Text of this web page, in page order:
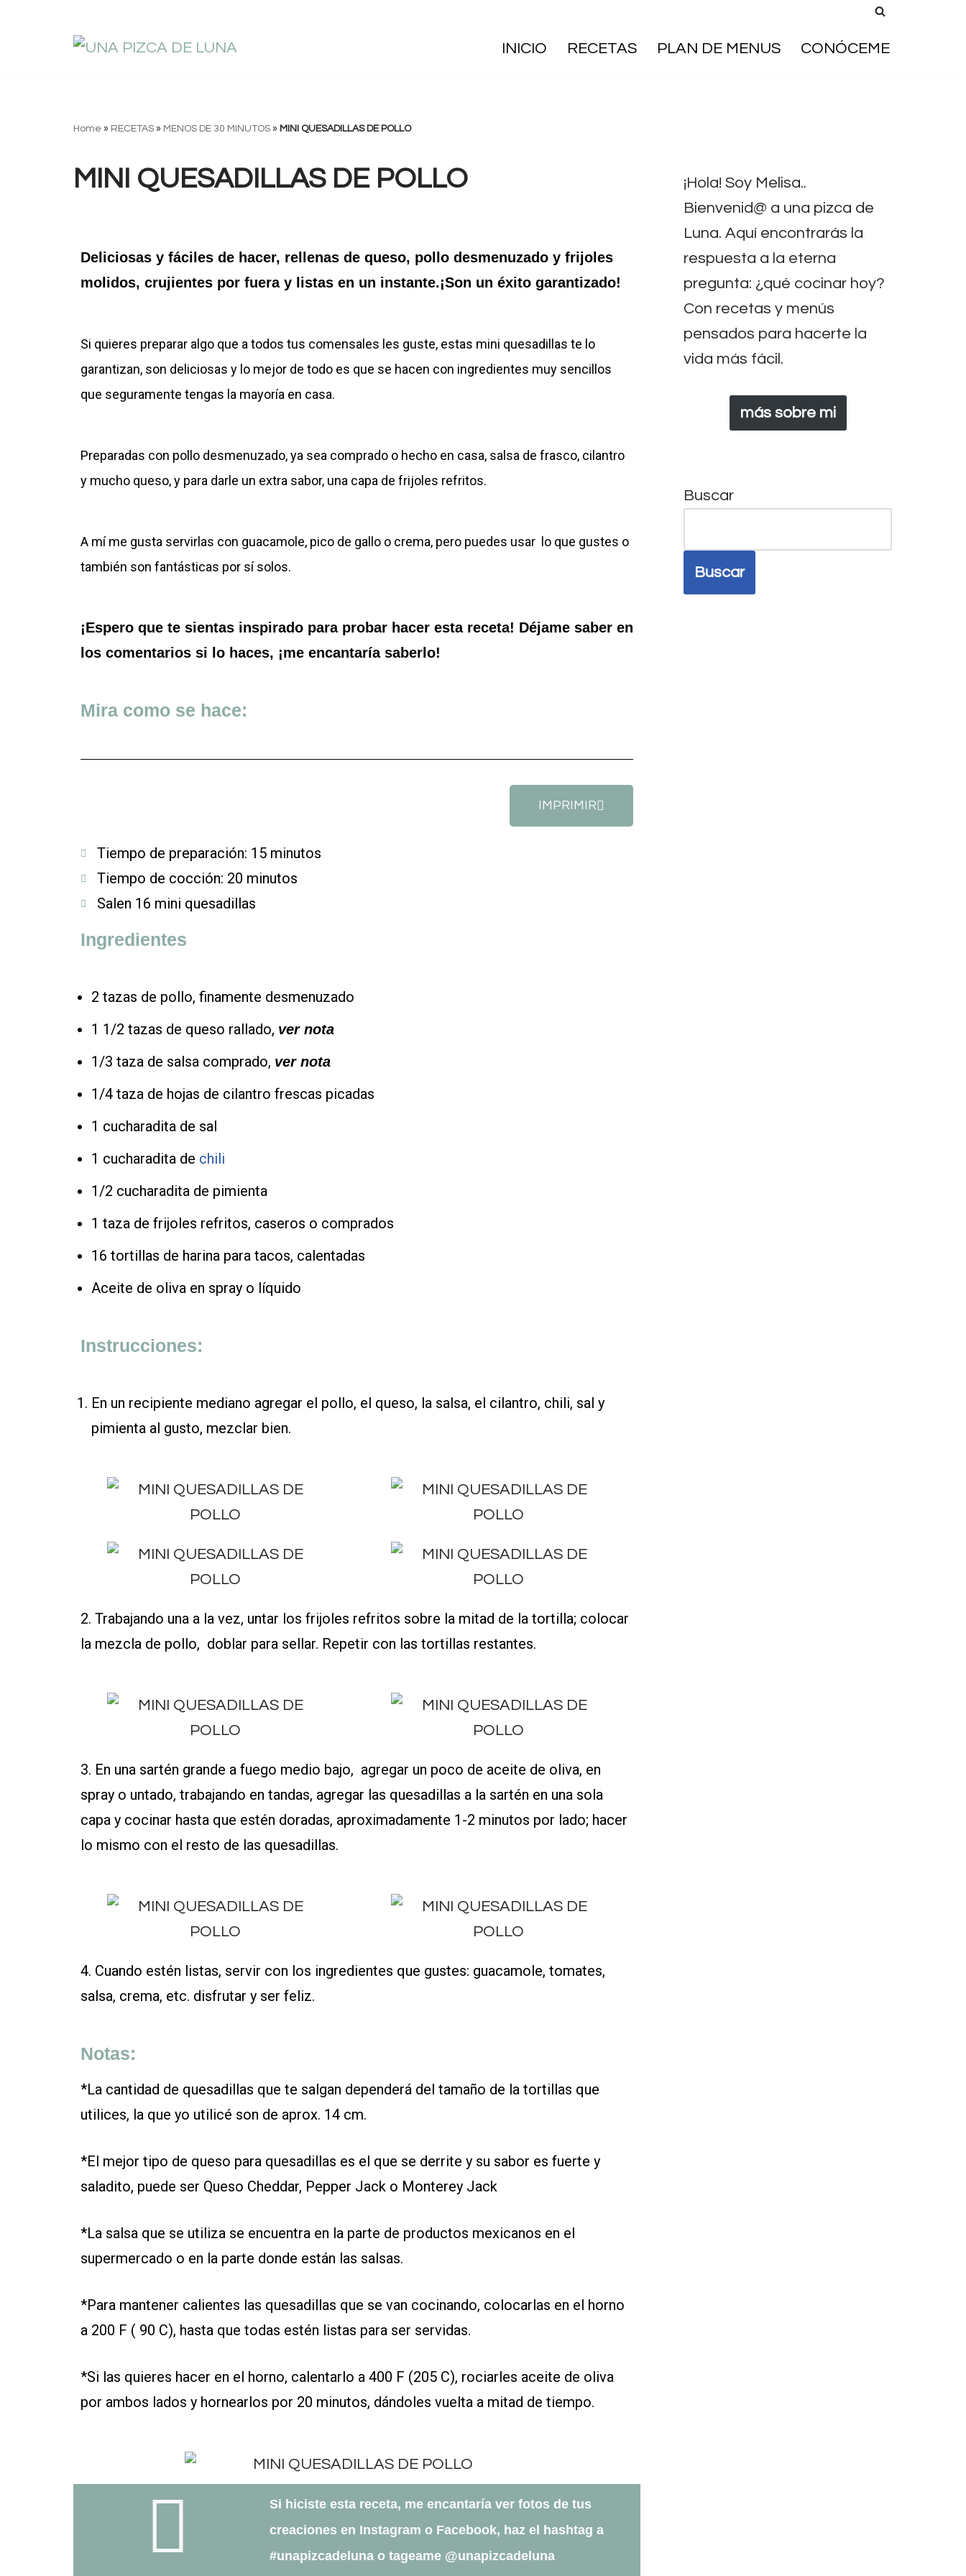
INICIO RECETAS PLAN DE MENUS CONÓCEME
Home » RECETAS » MENOS DE 30 MINUTOS » MINI QUESADILLAS DE POLLO
MINI QUESADILLAS DE POLLO
Deliciosas y fáciles de hacer, rellenas de queso, pollo desmenuzado y frijoles
molidos, crujientes por fuera y listas en un instante.¡Son un éxito garantizado!
Si quieres preparar algo que a todos tus comensales les guste, estas mini quesadillas te lo
garantizan, son deliciosas y lo mejor de todo es que se hacen con ingredientes muy sencillos
que seguramente tengas la mayoría en casa.
Preparadas con pollo desmenuzado, ya sea comprado o hecho en casa, salsa de frasco, cilantro
y mucho queso, y para darle un extra sabor, una capa de frijoles refritos.
A mí me gusta servirlas con guacamole, pico de gallo o crema, pero puedes usar lo que gustes o
también son fantásticas por sí solos.
¡Espero que te sientas inspirado para probar hacer esta receta! Déjame saber en
los comentarios si lo haces, ¡me encantaría saberlo!
Mira como se hace:
IMPRIMIR
Tiempo de preparación: 15 minutos
Tiempo de cocción: 20 minutos
Salen 16 mini quesadillas
Ingredientes
2 tazas de pollo, finamente desmenuzado
1 1/2 tazas de queso rallado, ver nota
1/3 taza de salsa comprado, ver nota
1/4 taza de hojas de cilantro frescas picadas
1 cucharadita de sal
1 cucharadita de chili
1/2 cucharadita de pimienta
1 taza de frijoles refritos, caseros o comprados
16 tortillas de harina para tacos, calentadas
Aceite de oliva en spray o líquido
Instrucciones:
En un recipiente mediano agregar el pollo, el queso, la salsa, el cilantro, chili, sal y
pimienta al gusto, mezclar bien.
2. Trabajando una a la vez, untar los frijoles refritos sobre la mitad de la tortilla; colocar
la mezcla de pollo, doblar para sellar. Repetir con las tortillas restantes.
3. En una sartén grande a fuego medio bajo, agregar un poco de aceite de oliva, en
spray o untado, trabajando en tandas, agregar las quesadillas a la sartén en una sola
capa y cocinar hasta que estén doradas, aproximadamente 1-2 minutos por lado; hacer
lo mismo con el resto de las quesadillas.
4. Cuando estén listas, servir con los ingredientes que gustes: guacamole, tomates,
salsa, crema, etc. disfrutar y ser feliz.
Notas:
*La cantidad de quesadillas que te salgan dependerá del tamaño de la tortillas que
utilices, la que yo utilicé son de aprox. 14 cm.
*El mejor tipo de queso para quesadillas es el que se derrite y su sabor es fuerte y
saladito, puede ser Queso Cheddar, Pepper Jack o Monterey Jack
*La salsa que se utiliza se encuentra en la parte de productos mexicanos en el
supermercado o en la parte donde están las salsas.
*Para mantener calientes las quesadillas que se van cocinando, colocarlas en el horno
a 200 F ( 90 C), hasta que todas estén listas para ser servidas.
*Si las quieres hacer en el horno, calentarlo a 400 F (205 C), rociarles aceite de oliva
por ambos lados y hornearlos por 20 minutos, dándoles vuelta a mitad de tiempo.
Si hiciste esta receta, me encantaría ver fotos de tus
creaciones en Instagram o Facebook, haz el hashtag a
#unapizcadeluna o tageame @unapizcadeluna
¡Hola! Soy Melisa..
Bienvenid@ a una pizca de
Luna. Aquí encontrarás la
respuesta a la eterna
pregunta: ¿qué cocinar hoy?
Con recetas y menús
pensados para hacerte la
vida más fácil.
más sobre mi
Buscar
Buscar